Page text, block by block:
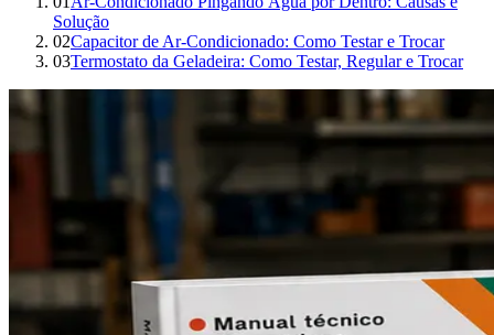
Solução
02Capacitor de Ar-Condicionado: Como Testar e Trocar
03Termostato da Geladeira: Como Testar, Regular e Trocar